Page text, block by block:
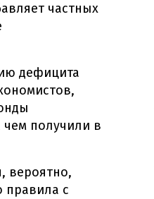
частных
дефицита
чем получили в
вероятно,
правила с